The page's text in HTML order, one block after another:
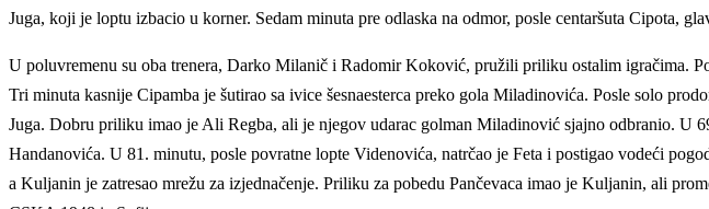
Juga, koji je loptu izbacio u korner. Sedam minuta pre odlaska na odmor, posle centaršuta Cipota,
U poluvremenu su oba trenera, Darko Milanič i Radomir Koković, pružili priliku ostalim igračima.
Tri minuta kasnije Cipamba je šutirao sa ivice šesnaesterca preko gola Miladinovića. Posle solo
Juga. Dobru priliku imao je Ali Regba, ali je njegov udarac golman Miladinović sjajno odbranio. U
Handanovića. U 81. minutu, posle povratne lopte Videnovića, natrčao je Feta i postigao vodeći
a Kuljanin je zatresao mrežu za izjednačenje. Priliku za pobedu Pančevaca imao je Kuljanin, ali